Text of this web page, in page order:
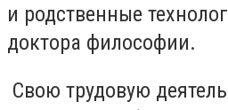
и родственные
доктора философии.
Свою трудовую